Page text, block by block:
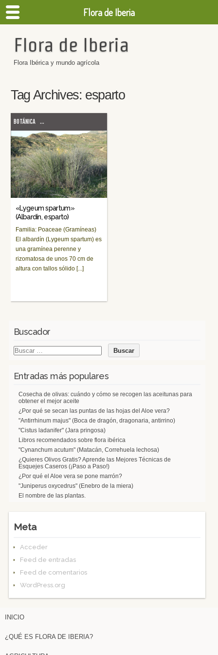
Flora de Iberia
Flora Ibérica y mundo agrícola
Tag Archives: esparto
BOTÁNICA ...
«Lygeum spartum»
(Albardín, esparto)
Familia: Poaceae (Gramíneas)
El albardín (Lygeum spartum) es
una gramínea perenne y
rizomatosa de unos 70 cm de
altura con tallos sólido [...]
Buscador
Entradas más populares
Cosecha de olivas: cuándo y cómo se recogen las aceitunas para
obtener el mejor aceite
¿Por qué se secan las puntas de las hojas del Aloe vera?
"Antirrhinum majus" (Boca de dragón, dragonaria, antirrino)
"Cistus ladanifer" (Jara pringosa)
Libros recomendados sobre flora ibérica
"Cynanchum acutum" (Matacán, Correhuela lechosa)
¿Quieres Olivos Gratis? Aprende las Mejores Técnicas de
Esquejes Caseros (¡Paso a Paso!)
¿Por qué el Aloe vera se pone marrón?
"Juniperus oxycedrus" (Enebro de la miera)
El nombre de las plantas.
Meta
Acceder
Feed de entradas
Feed de comentarios
WordPress.org
INICIO
¿QUÉ ES FLORA DE IBERIA?
Flora de Iberia